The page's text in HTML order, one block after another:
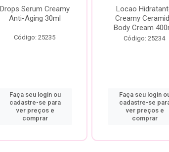
Drops Serum Creamy
Anti-Aging 30ml
Código: 25235
Faça seu login ou
cadastre-se para
ver preços e
comprar
Locao
Creamy
Body Cream
Código: 25234
Faça seu login
cadastre-se
ver preços e
comprar